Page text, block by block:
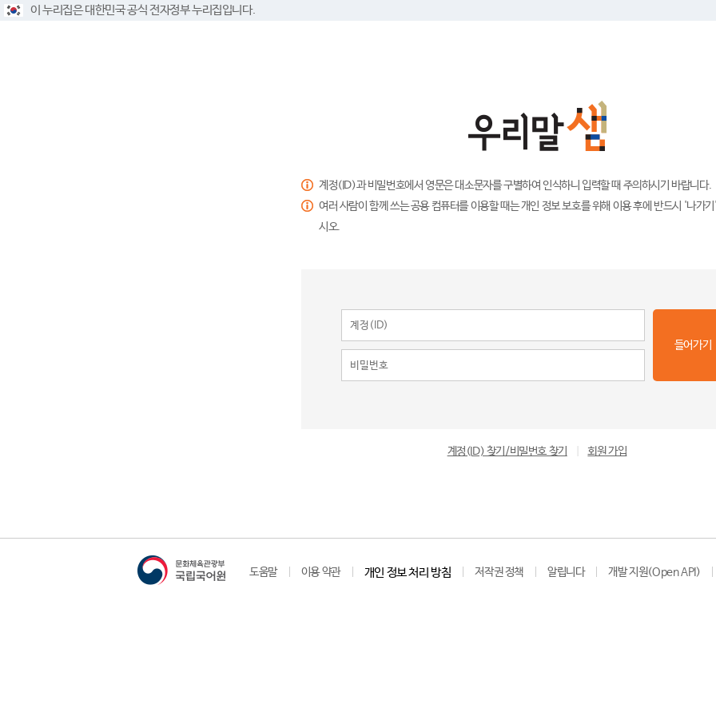
이 누리집은 대한민국 공식 전자정부 누리집입니다.
계정(ID)과 비밀번호에서 영문은 대소문자를 구별하여 인식하니 입력할 때 주의하시기 바랍니다.
여러 사람이 함께 쓰는 공용 컴퓨터를 이용할 때는 개인 정보 보호를 위해 이용 후에 반드시 '나가
시오.
들어가기
계정(ID) 찾기/비밀번호 찾기 회원 가입
도움말 이용 약관 개인 정보 처리 방침 저작권 정책 알립니다 개발 지원(Open API)